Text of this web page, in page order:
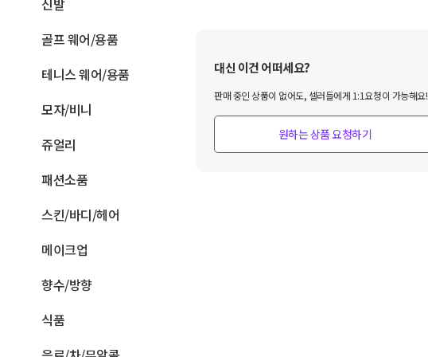
신발
골프 웨어/용품
테니스 웨어/용품
모자/비니
쥬얼리
패션소품
스킨/바디/헤어
메이크업
향수/방향
식품
대신 이건 어떠세요?
판매 중인 상품이 없어도, 셀러들에게 1:1요청이 가능해요!
원하는 상품 요청하기